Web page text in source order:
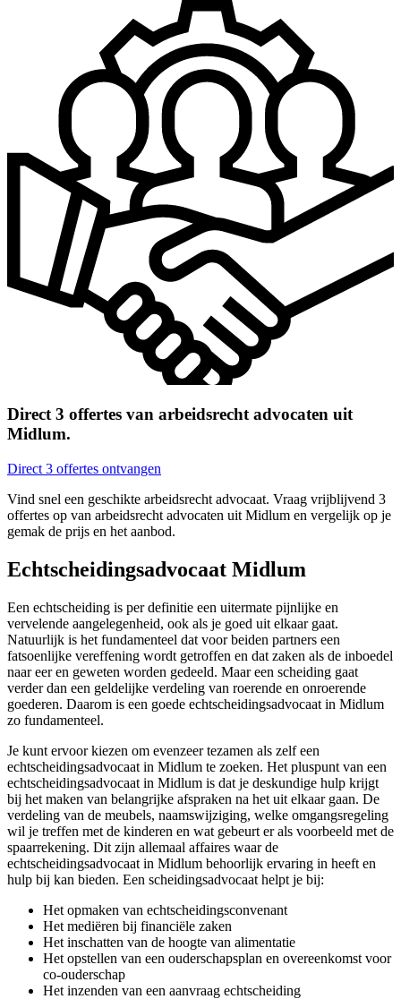
Direct 3 offertes van arbeidsrecht advocaten uit
Midlum.
Direct 3 offertes ontvangen
Vind snel een geschikte arbeidsrecht advocaat. Vraag vrijblijvend 3
offertes op van arbeidsrecht advocaten uit Midlum en vergelijk op je
gemak de prijs en het aanbod.
Echtscheidingsadvocaat Midlum
Een echtscheiding is per definitie een uitermate pijnlijke en
vervelende aangelegenheid, ook als je goed uit elkaar gaat.
Natuurlijk is het fundamenteel dat voor beiden partners een
fatsoenlijke vereffening wordt getroffen en dat zaken als de inboedel
naar eer en geweten worden gedeeld. Maar een scheiding gaat
verder dan een geldelijke verdeling van roerende en onroerende
goederen. Daarom is een goede echtscheidingsadvocaat in Midlum
zo fundamenteel.
Je kunt ervoor kiezen om evenzeer tezamen als zelf een
echtscheidingsadvocaat in Midlum te zoeken. Het pluspunt van een
echtscheidingsadvocaat in Midlum is dat je deskundige hulp krijgt
bij het maken van belangrijke afspraken na het uit elkaar gaan. De
verdeling van de meubels, naamswijziging, welke omgangsregeling
wil je treffen met de kinderen en wat gebeurt er als voorbeeld met de
spaarrekening. Dit zijn allemaal affaires waar de
echtscheidingsadvocaat in Midlum behoorlijk ervaring in heeft en
hulp bij kan bieden. Een scheidingsadvocaat helpt je bij:
Het opmaken van echtscheidingsconvenant
Het mediëren bij financiële zaken
Het inschatten van de hoogte van alimentatie
Het opstellen van een ouderschapsplan en overeenkomst voor
co-ouderschap
Het inzenden van een aanvraag echtscheiding